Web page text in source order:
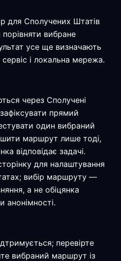
для Сполучених Штатів
вибране
усе ще визначають
сервіс і локальна мережа.
через Сполучені
прямий
один вибраний
маршрут лише тоді,
відповідає задачі.
для налаштування
вибір маршруту —
а не обіцянка
анонімності.
перевірте
вибраний маршрут із